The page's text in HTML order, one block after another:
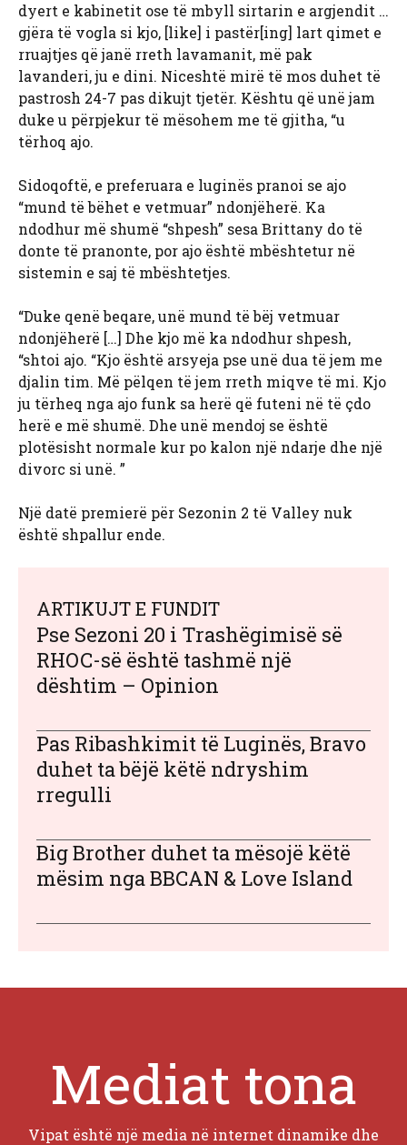
dyert e kabinetit ose të mbyll sirtarin e argjendit …
gjëra të vogla si kjo, [like] i pastër[ing] lart qimet e
rruajtjes që janë rreth lavamanit, më pak
lavanderi, ju e dini. Niceshtë mirë të mos duhet të
pastrosh 24-7 pas dikujt tjetër. Kështu që unë jam
duke u përpjekur të mësohem me të gjitha, “u
tërhoq ajo.
Sidoqoftë, e preferuara e luginës pranoi se ajo
“mund të bëhet e vetmuar” ndonjëherë. Ka
ndodhur më shumë “shpesh” sesa Brittany do të
donte të pranonte, por ajo është mbështetur në
sistemin e saj të mbështetjes.
“Duke qenë beqare, unë mund të bëj vetmuar
ndonjëherë […] Dhe kjo më ka ndodhur shpesh,
“shtoi ajo. “Kjo është arsyeja pse unë dua të jem me
djalin tim. Më pëlqen të jem rreth miqve të mi. Kjo
ju tërheq nga ajo funk sa herë që futeni në të çdo
herë e më shumë. Dhe unë mendoj se është
plotësisht normale kur po kalon një ndarje dhe një
divorc si unë. ”
Një datë premierë për Sezonin 2 të Valley nuk
është shpallur ende.
ARTIKUJT E FUNDIT
Pse Sezoni 20 i Trashëgimisë së
RHOC-së është tashmë një
dështim – Opinion
Pas Ribashkimit të Luginës, Bravo
duhet ta bëjë këtë ndryshim
rregulli
Big Brother duhet ta mësojë këtë
mësim nga BBCAN & Love Island
Mediat tona
Vipat është një media në internet dinamike dhe